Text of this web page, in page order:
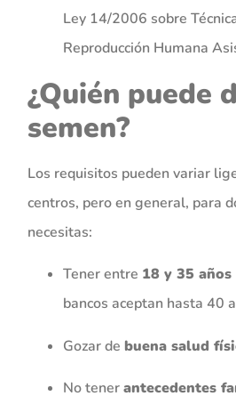
Ley 14/2006 sobre
Reproducción Humana
¿Quién puede
semen?
Los requisitos pueden variar
centros, pero en general, para
necesitas:
Tener entre 18 y 35 años
bancos aceptan hasta 40
Gozar de buena salud
No tenerantecedentes